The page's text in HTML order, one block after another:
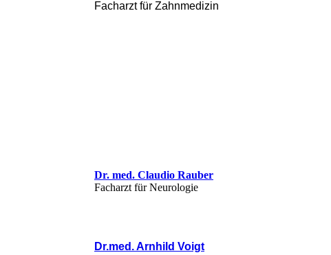
Facharzt für Zahnmedizin
Dr. med. Claudio Rauber
Facharzt für Neurologie
Dr.med. Arnhild Voigt